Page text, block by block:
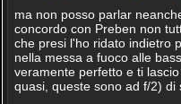
ma non posso parlar
concordo con Preben non
che presi l'ho ridato indietro
nella messa a fuoco alle
veramente perfetto e ti
quasi, queste sono ad f/2) di